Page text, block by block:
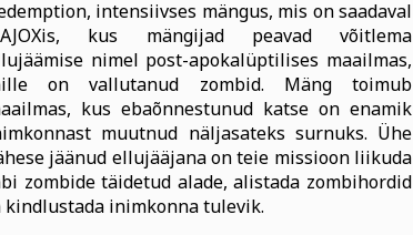
intensiivses mängus, mis on saadaval
kus mängijad peavad võitlema
nimel post-apokalüptilises maailmas,
on vallutanud zombid. Mäng toimub
kus ebaõnnestunud katse on enamik
muutnud näljasateks surnuks. Ühe
jäänud ellujääjana on teie missioon liikuda
zombide täidetud alade, alistada zombihordid
kindlustada inimkonna tulevik.